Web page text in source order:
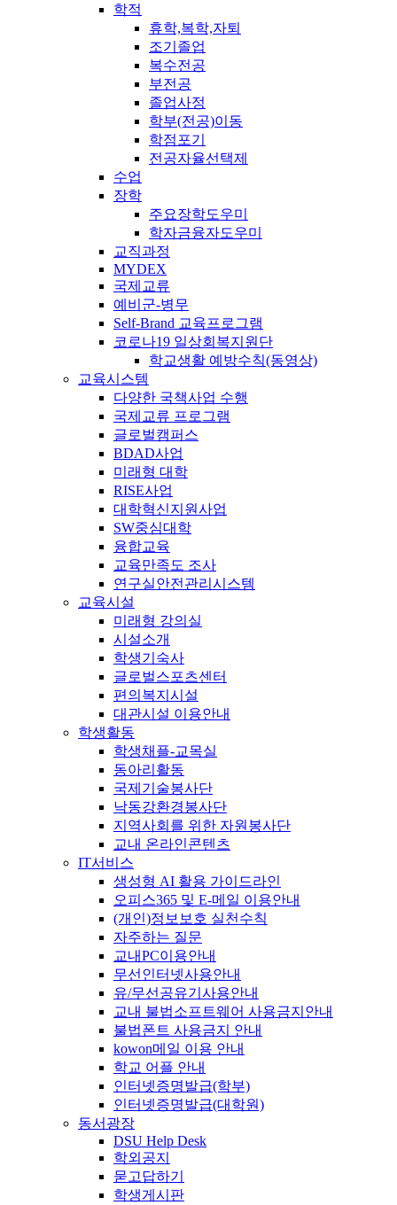
학적
휴학,복학,자퇴
조기졸업
복수전공
부전공
졸업사정
학부(전공)이동
학점포기
전공자율선택제
수업
장학
주요장학도우미
학자금융자도우미
교직과정
MYDEX
국제교류
예비군-병무
Self-Brand 교육프로그램
코로나19 일상회복지원단
학교생활 예방수칙(동영상)
교육시스템
다양한 국책사업 수행
국제교류 프로그램
글로벌캠퍼스
BDAD사업
미래형 대학
RISE사업
대학혁신지원사업
SW중심대학
융합교육
교육만족도 조사
연구실안전관리시스템
교육시설
미래형 강의실
시설소개
학생기숙사
글로벌스포츠센터
편의복지시설
대관시설 이용안내
학생활동
학생채플-교목실
동아리활동
국제기술봉사단
낙동강환경봉사단
지역사회를 위한 자원봉사단
교내 온라인콘텐츠
IT서비스
생성형 AI 활용 가이드라인
오피스365 및 E-메일 이용안내
(개인)정보보호 실천수칙
자주하는 질문
교내PC이용안내
무선인터넷사용안내
유/무선공유기사용안내
교내 불법소프트웨어 사용금지안내
불법폰트 사용금지 안내
kowon메일 이용 안내
학교 어플 안내
인터넷증명발급(학부)
인터넷증명발급(대학원)
동서광장
DSU Help Desk
학외공지
묻고답하기
학생게시판